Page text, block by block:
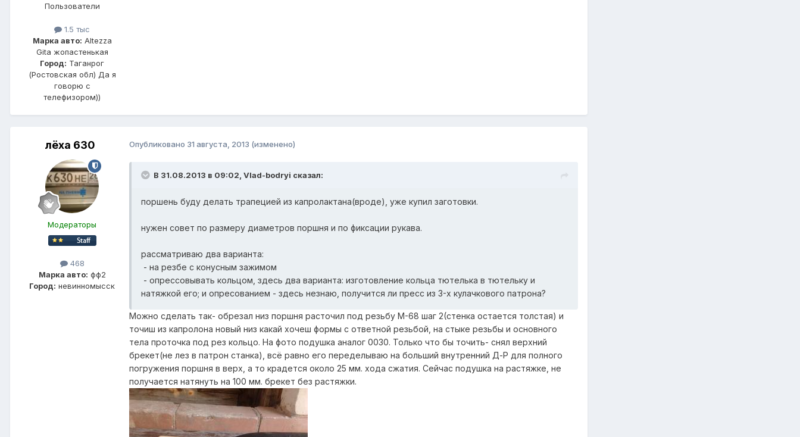
Пользователи
1.5 тыс
Марка авто: Altezza
Gita жопастенькая
Город: Таганрог
(Ростовская обл) Да я
говорю с
телефизором))
лёха 630
Модераторы
468
Марка авто: фф2
Город: невинномысск
Опубликовано 31 августа, 2013 (изменено)
В 31.08.2013 в 09:02, Vlad-bodryi сказал:
поршень буду делать трапецией из капролактана(вроде), уже купил заготовки.
нужен совет по размеру диаметров поршня и по фиксации рукава.
рассматриваю два варианта:
- на резбе с конусным зажимом
- опрессовывать кольцом, здесь два варианта: изготовление кольца тютелька в тютельку и
натяжкой его; и опресованием - здесь незнаю, получится ли пресс из 3-х кулачкового патрона?
Можно сделать так- обрезал низ поршня расточил под резьбу М-68 шаг 2(стенка остается толстая) и
точиш из капролона новый низ какай хочеш формы с ответной резьбой, на стыке резьбы и основного
тела проточка под рез кольцо. На фото подушка аналог 0030. Только что бы точить- снял верхний
брекет(не лез в патрон станка), всё равно его переделываю на больший внутренний Д-Р для полного
погружения поршня в верх, а то крадется около 25 мм. хода сжатия. Сейчас подушка на растяжке, не
получается натянуть на 100 мм. брекет без растяжки.